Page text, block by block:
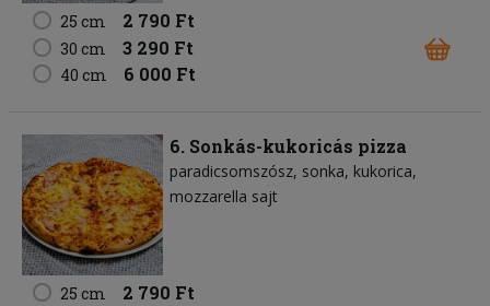
25 cm 2 790 Ft
30 cm 3 290 Ft
40 cm 6 000 Ft
6. Sonkás-kukoricás pizza
paradicsomszósz sonka kukorica
mozzarella sajt
25 cm 2 790 Ft